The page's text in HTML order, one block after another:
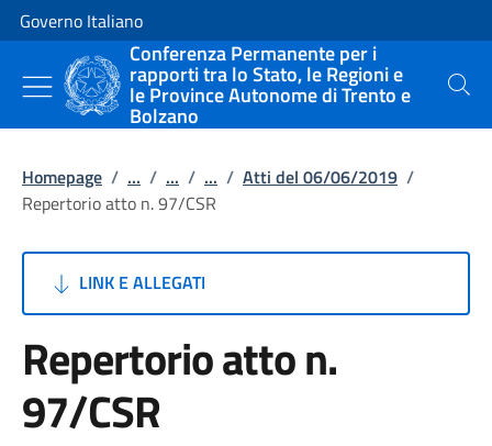
Vai al contenuto
Vai alla navigazione del sito
Governo Italiano
Conferenza Permanente per i
rapporti tra lo Stato, le Regioni e
le Province Autonome di Trento e
Bolzano
Cerca
Homepage / ... / ... / ... / Atti del 06/06/2019 /
Repertorio atto n. 97/CSR
LINK E ALLEGATI
Repertorio atto n.
97/CSR